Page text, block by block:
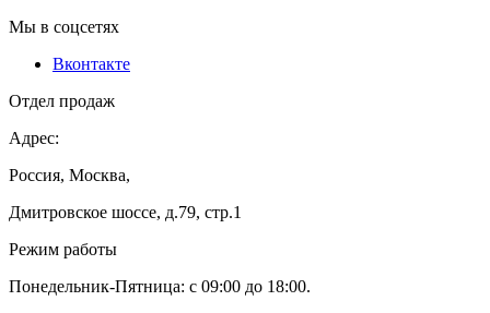
Мы в соцсетях
Вконтакте
Отдел продаж
Адрес:
Россия, Москва,
Дмитровское шоссе, д.79, стр.1
Режим работы
Понедельник-Пятница: с 09:00 до 18:00.